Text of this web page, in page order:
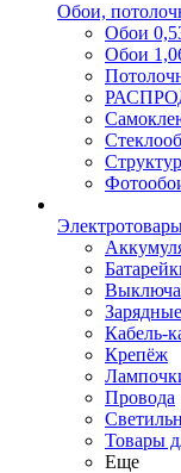
Обои,
Обои
Обои
Кабель-
Крепёж
Провода
Товары
Еще